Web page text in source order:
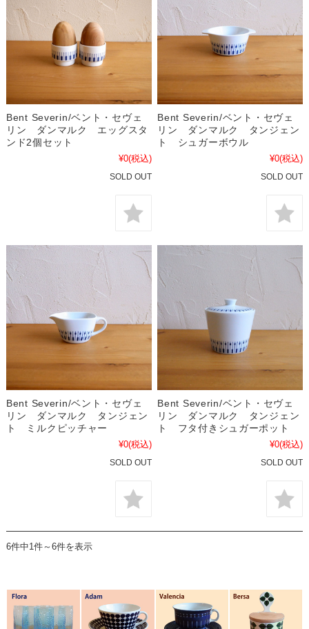
Bent Severin/ベント・セヴェ
リン ダンマルク エッグスタ
ンド2個セット
¥0(税込)
SOLD OUT
Bent Severin/ベント・セヴェ
リン ダンマルク タンジェン
ト シュガーボウル
¥0(税込)
SOLD OUT
Bent Severin/ベント・セヴェ
リン ダンマルク タンジェン
ト ミルクピッチャー
¥0(税込)
SOLD OUT
Bent Severin/ベント・セヴェ
リン ダンマルク タンジェン
ト フタ付きシュガーポット
¥0(税込)
SOLD OUT
6件中1件～6件を表示